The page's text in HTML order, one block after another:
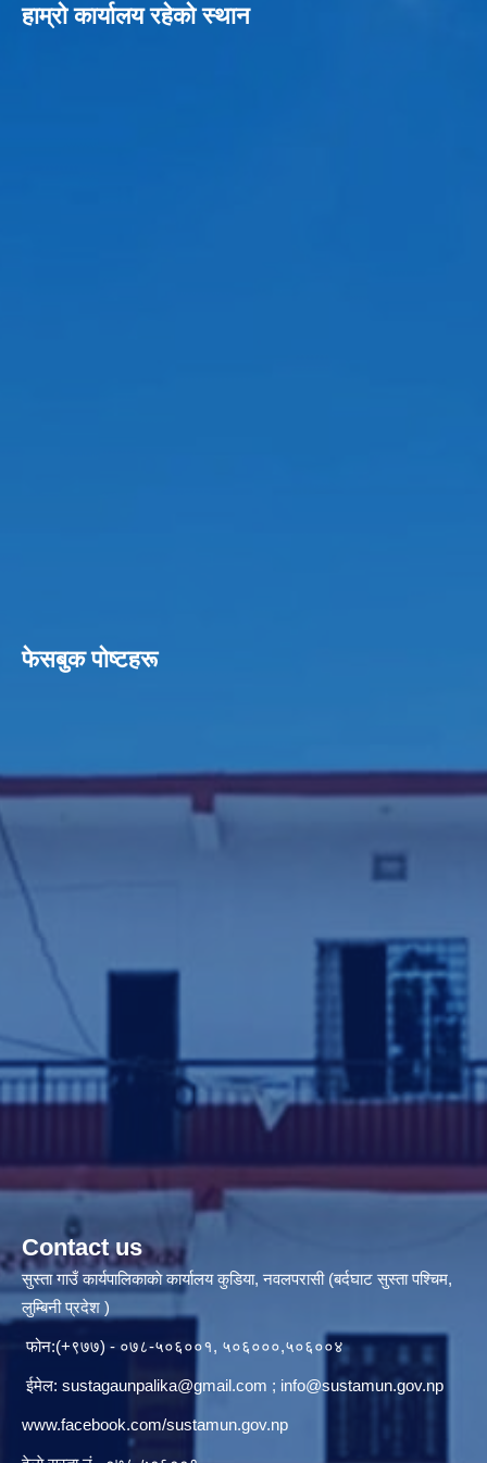
हाम्रो कार्यालय रहेको स्थान
फेसबुक पाेष्टहरू
Contact us
सुस्ता गाउँ कार्यपालिकाकाे कार्यालय कुडिया, नवलपरासी (बर्दघाट सुस्ता पश्चिम,
लुम्बिनी प्रदेश )
फोन:(+९७७) - ०७८-५०६००१, ५०६०००,५०६००४
ईमेल: sustagaunpalika@gmail.com ; info@sustamun.gov.np
www.facebook.com/sustamun.gov.np